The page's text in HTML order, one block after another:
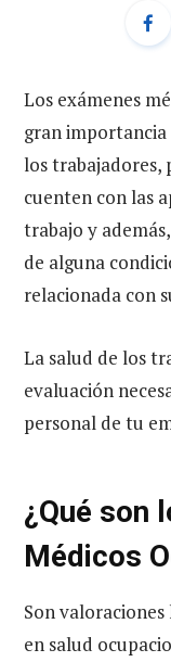
Los exámenes
gran importancia
los trabajadores,
cuenten con las
trabajo y
de alguna
relacionada con
La salud de los
evaluación
personal de tu
¿Qué son
Médicos
Son
en salud